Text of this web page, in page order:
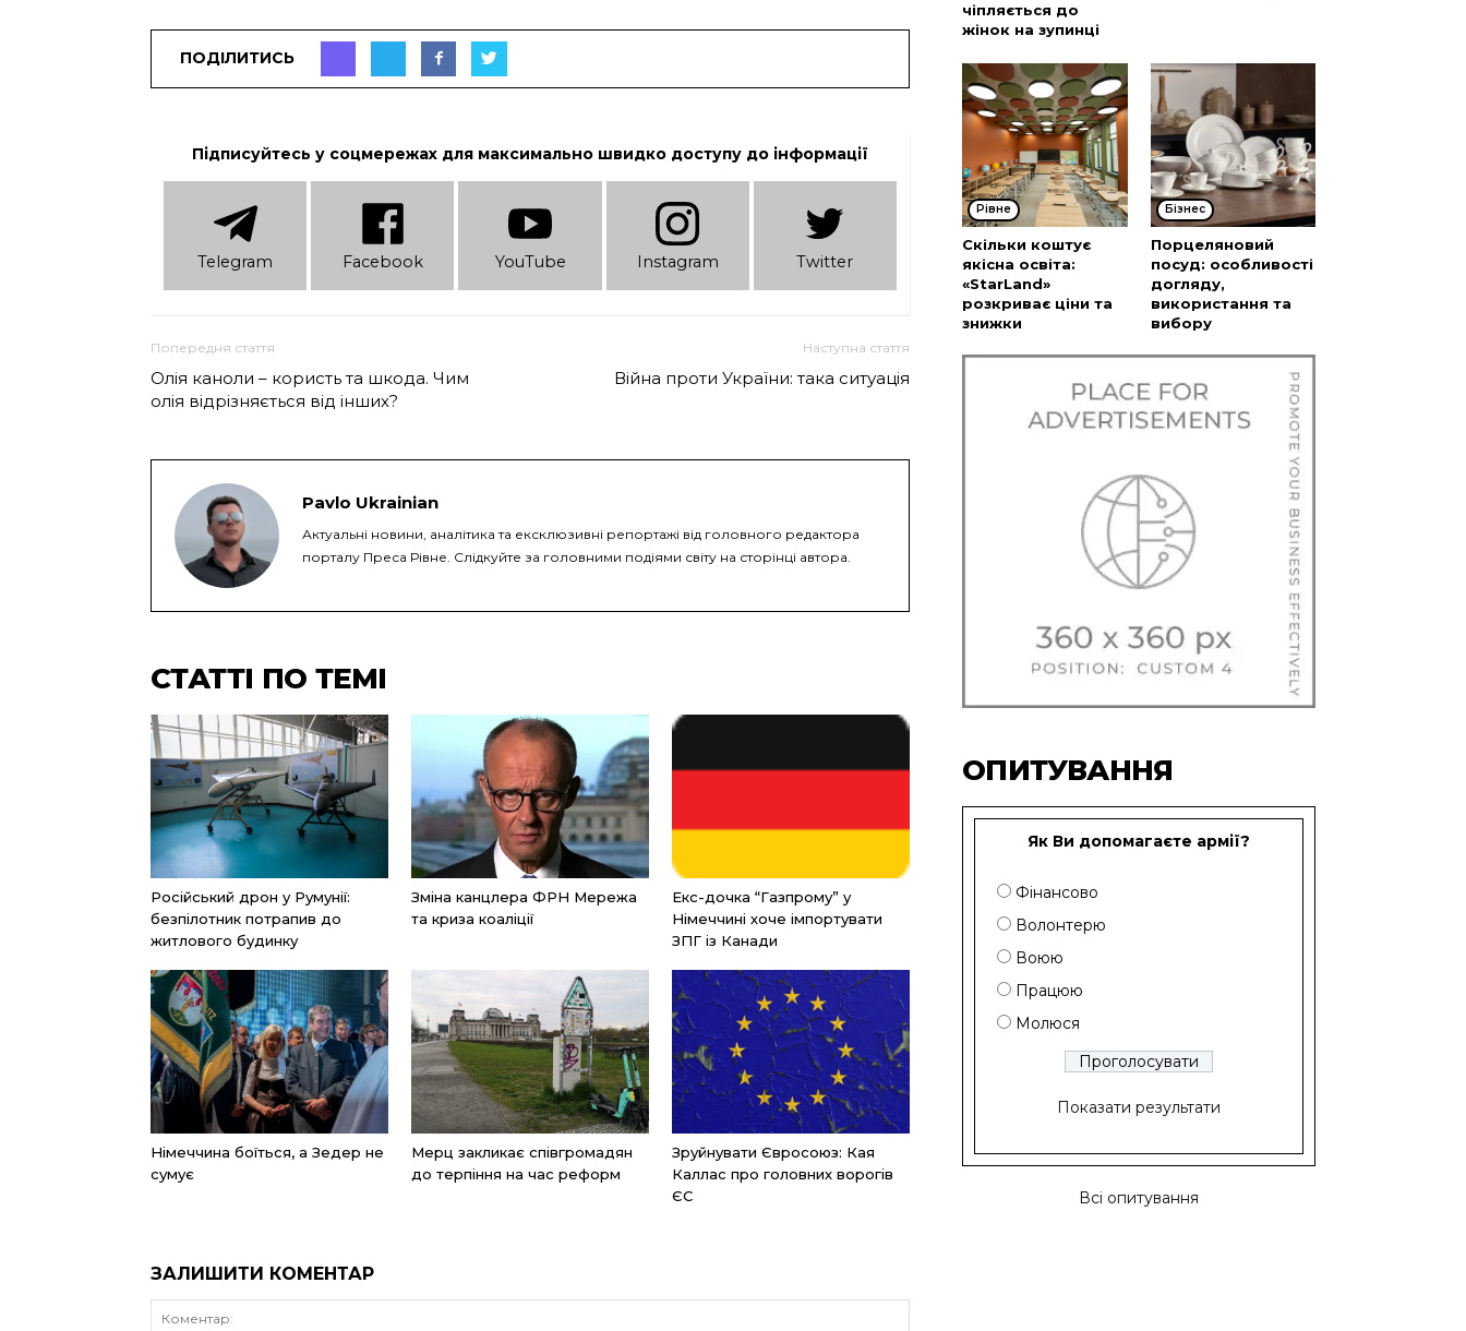
ПОДІЛИТИСЬ
Підписуйтесь у соцмережах для максимально швидко доступу до інформації
Telеgram Facebook YouTube Instagram Twitter
Попередня стаття
Олія каноли – користь та шкода. Чим
олія відрізняється від інших?
Наступна стаття
Війна проти України: така ситуація
Pavlo Ukrainian
Актуальні новини, аналітика та ексклюзивні репортажі від головного редактора
порталу Преса Рівне. Слідкуйте за головними подіями світу на сторінці автора.
СТАТТІ ПО ТЕМІ
Російський дрон у Румунії:
безпілотник потрапив до
житлового будинку
Зміна канцлера ФРН Мережа
та криза коаліції
Екс-дочка “Газпрому” у
Німеччині хоче імпортувати
ЗПГ із Канади
Німеччина боїться, а Зедер не
сумує
Мерц закликає співгромадян
до терпіння на час реформ
Зруйнувати Євросоюз: Кая
Каллас про головних ворогів
ЄС
ЗАЛИШИТИ КОМЕНТАР
чіпляється до
жінок на зупинці
Рівне
Скільки коштує
якісна освіта:
«StarLand»
розкриває ціни та
знижки
Бізнес
Порцеляновий
посуд: особливості
догляду,
використання та
вибору
ОПИТУВАННЯ
Як Ви допомагаєте армії?
Фінансово
Волонтерю
Воюю
Працюю
Молюся
Показати результати
Всі опитування